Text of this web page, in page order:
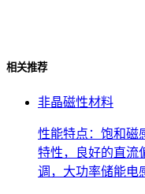
相关推荐
非晶磁性材料
性能特点：饱和磁
特性，良好的直流
调，大功率储能电